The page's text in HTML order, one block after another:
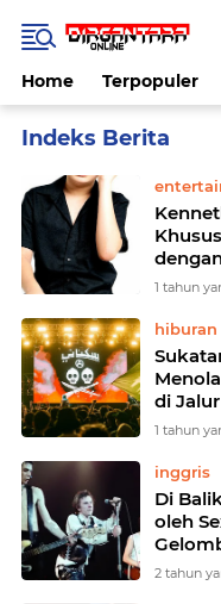
Home Terpopuler
1 tahun
hiburan
di
1 tahun
inggris
Di
oleh
2 tahun